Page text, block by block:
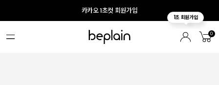
카카오 1초컷 회원가입
0